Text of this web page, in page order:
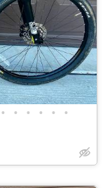
• • • • • •